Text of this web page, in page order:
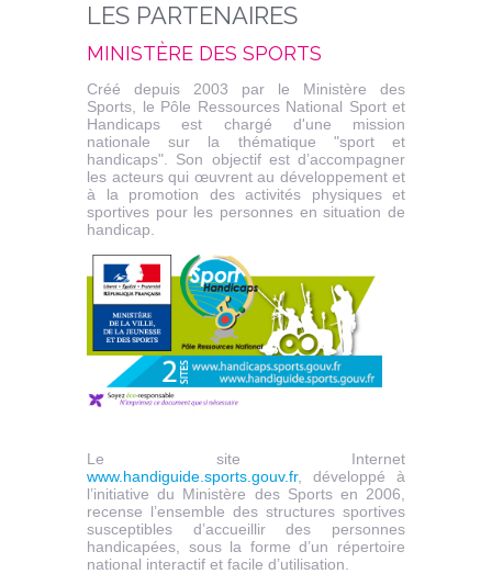
LES PARTENAIRES
MINISTÈRE DES SPORTS
Créé depuis 2003 par le Ministère des
Sports, le Pôle Ressources National Sport et
Handicaps est chargé d'une mission
nationale sur la thématique "sport et
handicaps". Son objectif est d’accompagner
les acteurs qui œuvrent au développement et
à la promotion des activités physiques et
sportives pour les personnes en situation de
handicap.
Le site Internet
www.handiguide.sports.gouv.fr, développé à
l’initiative du Ministère des Sports en 2006,
recense l’ensemble des structures sportives
susceptibles d’accueillir des personnes
handicapées, sous la forme d’un répertoire
national interactif et facile d’utilisation.